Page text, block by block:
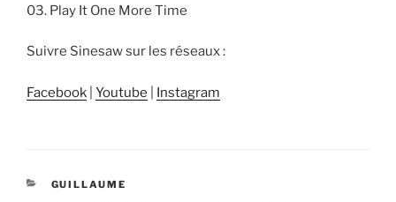
03. Play It One More Time
Suivre Sinesaw sur les réseaux :
Facebook Youtube Instagram
CATÉGORIES
GUILLAUME